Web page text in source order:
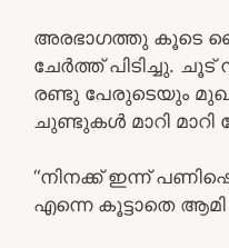
അരഭാഗത്തു കൂടെ
ചേർത്ത് പിടിച്ചു.
രണ്ടു പേരുടെയും
ചുണ്ടുകൾ മാറി മാറി
“നിനക്ക് ഇന്ന്
എന്നെ കൂട്ടാതെ ആമി